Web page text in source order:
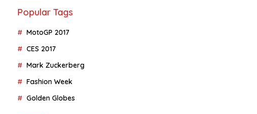
Popular Tags
MotoGP 2017
CES 2017
Mark Zuckerberg
Fashion Week
Golden Globes